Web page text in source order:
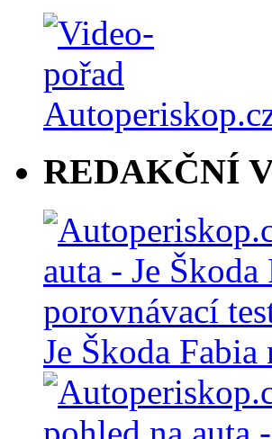
REDAKČNÍ
Je Škoda